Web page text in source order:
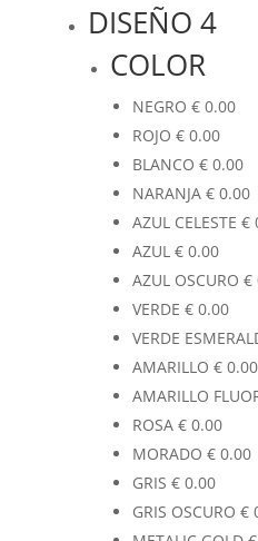
DISEÑO 4
COLOR
NEGRO €0.00
ROJO €0.00
BLANCO €0.00
NARANJA €0.00
AZUL CELESTE €
AZUL €0.00
AZUL OSCURO €
VERDE €0.00
VERDE
AMARILLO €0.00
AMARILLO
ROSA €0.00
MORADO €0.00
GRIS €0.00
GRIS OSCURO €